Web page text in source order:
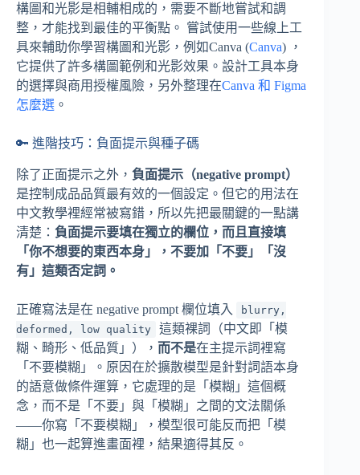
構圖和光影是相輔相成的，需要不斷地嘗試和調
整，才能找到最佳的平衡點。 嘗試使用一些線上工
具來輔助你學習構圖和光影，例如Canva (Canva) ，
它提供了許多構圖範例和光影效果。設計工具本身
的選擇與商用授權風險，另外整理在Canva 和 Figma
怎麼選 。
🔑 進階技巧：負面提示與種子碼
除了正面提示之外， 負面提示（negative prompt）
是控制成品品質最有效的一個設定。但它的用法在
中文教學裡經常被寫錯，所以先把最關鍵的一點講
清楚： 負面提示要填在獨立的欄位，而且直接填
「你不想要的東西本身」，不要加「不要」「沒
有」這類否定詞。
正確寫法是在 negative prompt 欄位填入
blurry,
deformed, low quality
這類裸詞（中文即「模
糊、畸形、低品質」）， 而不是在主提示詞裡寫
「不要模糊」。原因在於擴散模型是針對詞語本身
的語意做條件運算，它處理的是「模糊」這個概
念，而不是「不要」與「模糊」之間的文法關係
——你寫「不要模糊」，模型很可能反而把「模
糊」也一起算進畫面裡，結果適得其反。